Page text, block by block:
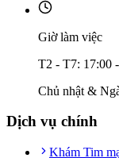
Giờ làm việc
T2 - T7: 17:00
Chủ nhật &
Dịch vụ chính
Khám Tim